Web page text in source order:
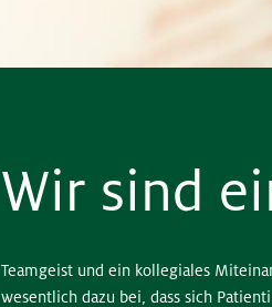
Wir sind
Teamgeist und ein kollegiales
wesentlich dazu bei, dass sich